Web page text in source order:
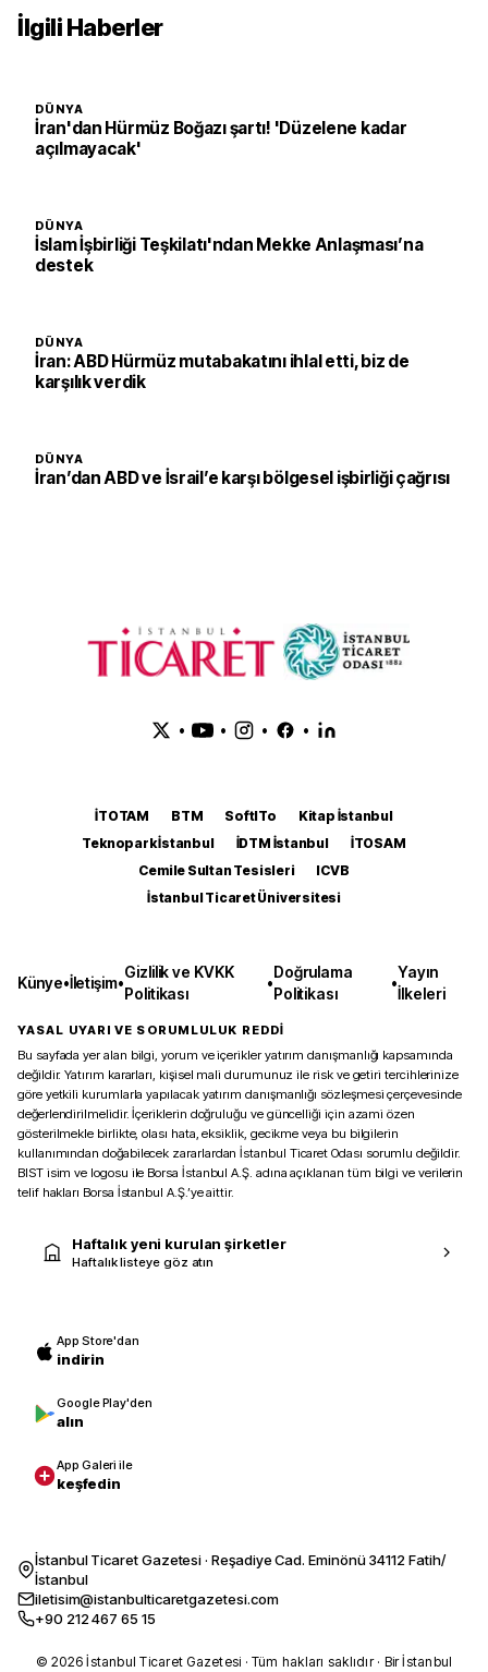
İlgili Haberler
DÜNYA
İran'dan Hürmüz Boğazı şartı! 'Düzelene kadar
açılmayacak'
DÜNYA
İslam İşbirliği Teşkilatı'ndan Mekke Anlaşması’na
destek
DÜNYA
İran: ABD Hürmüz mutabakatını ihlal etti, biz de
karşılık verdik
DÜNYA
İran’dan ABD ve İsrail’e karşı bölgesel işbirliği çağrısı
• • • •
İTOTAM BTM SoftITo
Kitap İstanbul
Teknopark İstanbul
İDTM İstanbul
İTOSAM
Cemile Sultan Tesisleri
ICVB
İstanbul Ticaret Üniversitesi
Künye•İletişim•
Gizlilik ve KVKK
Politikası
•
Doğrulama
Politikası
•
Yayın
İlkeleri
YASAL UYARI VE SORUMLULUK REDDİ
Bu sayfada yer alan bilgi, yorum ve içerikler yatırım danışmanlığı kapsamında
değildir. Yatırım kararları, kişisel mali durumunuz ile risk ve getiri tercihlerinize
göre yetkili kurumlarla yapılacak yatırım danışmanlığı sözleşmesi çerçevesinde
değerlendirilmelidir. İçeriklerin doğruluğu ve güncelliği için azami özen
gösterilmekle birlikte, olası hata, eksiklik, gecikme veya bu bilgilerin
kullanımından doğabilecek zararlardan İstanbul Ticaret Odası sorumlu değildir.
BIST isim ve logosu ile Borsa İstanbul A.Ş. adına açıklanan tüm bilgi ve verilerin
telif hakları Borsa İstanbul A.Ş.’ye aittir.
Haftalık yeni kurulan şirketler
Haftalık listeye göz atın
App Store'dan
indirin
Google Play'den
alın
App Galeri ile
keşfedin
İstanbul Ticaret Gazetesi · Reşadiye Cad. Eminönü 34112 Fatih/
İstanbul
iletisim@istanbulticaretgazetesi.com
+90 212 467 65 15
© 2026 İstanbul Ticaret Gazetesi · Tüm hakları saklıdır · Bir İstanbul